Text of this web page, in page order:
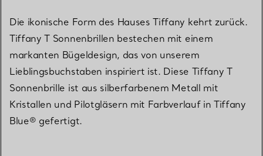
Die ikonische Form des Hauses Tiffany kehrt zurück.
Tiffany T Sonnenbrillen bestechen mit einem
markanten Bügeldesign, das von unserem
Lieblingsbuchstaben inspiriert ist. Diese Tiffany T
Sonnenbrille ist aus silberfarbenem Metall mit
Kristallen und Pilotgläsern mit Farbverlauf in Tiffany
Blue® gefertigt.